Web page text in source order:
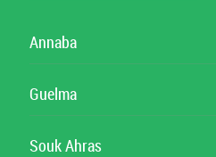
Annaba
Guelma
Souk Ahras